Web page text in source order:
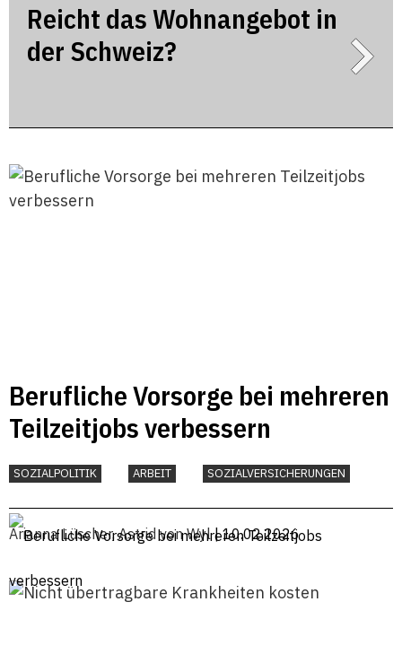
Reicht das Wohnangebot in
der Schweiz?
Berufliche Vorsorge bei mehreren
Teilzeitjobs verbessern
SOZIALPOLITIK ARBEIT SOZIALVERSICHERUNGEN
Arianna Lüscher,Astrid von Wyl| 10.02.2026